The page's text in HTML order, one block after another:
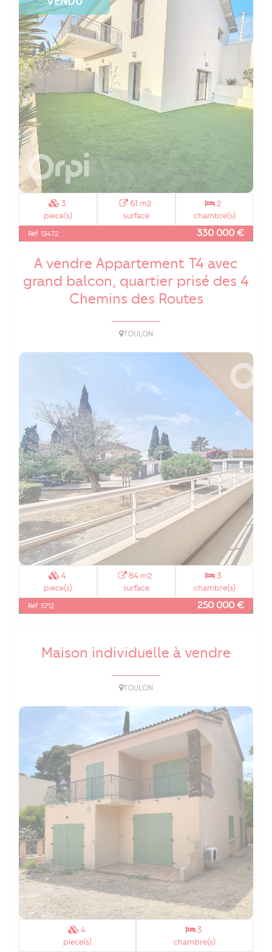
3
piece(s)
61 m2
surface
2
chambre(s)
Réf. 13472 330 000 €
A vendre Appartement T4 avec
grand balcon, quartier prisé des 4
Chemins des Routes
TOULON
4
piece(s)
84 m2
surface
3
chambre(s)
Réf. 5712 250 000 €
Maison individuelle à vendre
TOULON
4
piece(s)
3
chambre(s)